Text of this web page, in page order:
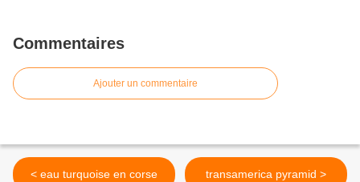
Commentaires
Ajouter un commentaire
< eau turquoise en corse transamerica pyramid >